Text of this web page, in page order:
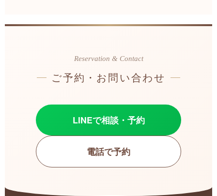
Reservation & Contact
ご予約・お問い合わせ
LINEで相談・予約
電話で予約